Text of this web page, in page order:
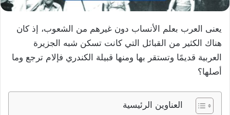
يعنى العرب بعلم الأنساب دون غيرهم من الشعوب، إذ كان
هناك الكثير من القبائل التي كانت تسكن شبه الجزيرة
العربية قديمًا وتستقر بها ومنها قبيلة الكندري فإلام ترجع وما
أصلها؟
العناوين الرئيسية